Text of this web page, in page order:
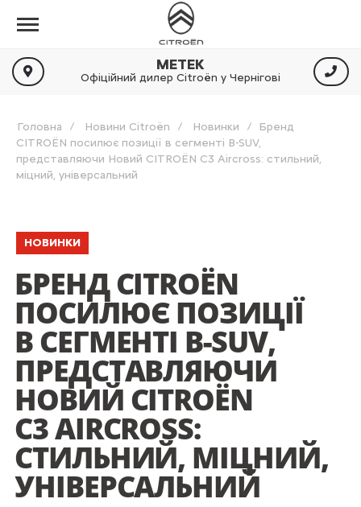
МЕТЕК
Офіційний дилер Citroën у Чернігові
Головна Новини Citroën Новинки
Бренд
CITROЁN посилює позиції в сегменті B-SUV,
представляючи Новий CITROЁN С3 Aircross: стильний,
міцний, універсальний
НОВИНКИ
БРЕНД CITROЁN
ПОСИЛЮЄ ПОЗИЦІЇ
В СЕГМЕНТІ B-SUV,
ПРЕДСТАВЛЯЮЧИ
НОВИЙ CITROЁN
С3 AIRCROSS:
СТИЛЬНИЙ, МІЦНИЙ,
УНІВЕРСАЛЬНИЙ